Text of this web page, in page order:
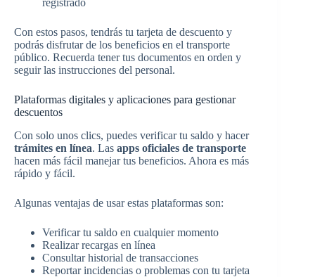
registrado
Con estos pasos, tendrás tu tarjeta de descuento y
podrás disfrutar de los beneficios en el transporte
público. Recuerda tener tus documentos en orden y
seguir las instrucciones del personal.
Plataformas digitales y aplicaciones para gestionar
descuentos
Con solo unos clics, puedes verificar tu saldo y hacer
trámites en línea. Las apps oficiales de transporte
hacen más fácil manejar tus beneficios. Ahora es más
rápido y fácil.
Algunas ventajas de usar estas plataformas son:
Verificar tu saldo en cualquier momento
Realizar recargas en línea
Consultar historial de transacciones
Reportar incidencias o problemas con tu tarjeta